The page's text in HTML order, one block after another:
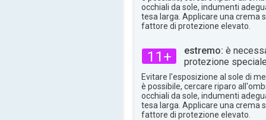
occhiali da sole, indumenti
tesa larga. Applicare una crema
fattore di protezione elevato.
11+ estremo: è
protezione
Evitare l'esposizione al sole di
è possibile, cercare riparo
occhiali da sole, indumenti
tesa larga. Applicare una crema
fattore di protezione elevato.